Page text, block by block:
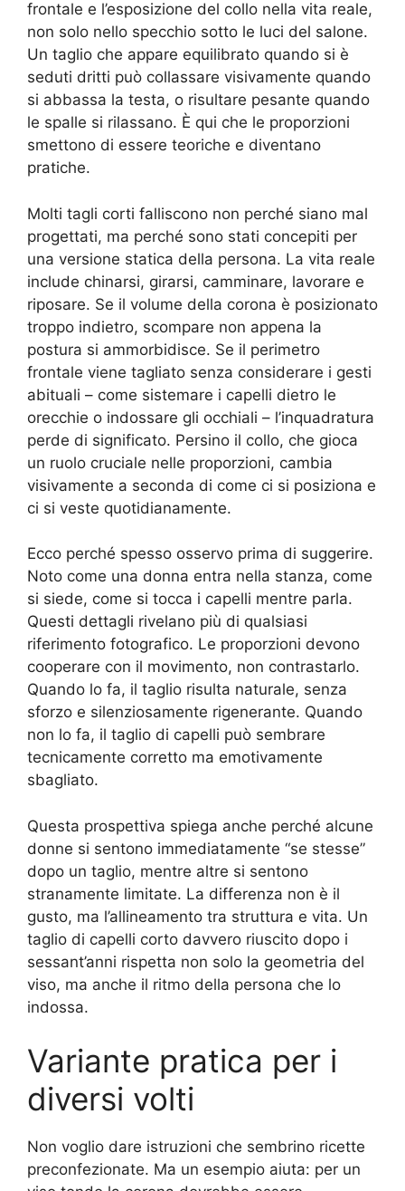
frontale e l’esposizione del collo nella vita reale,
non solo nello specchio sotto le luci del salone.
Un taglio che appare equilibrato quando si è
seduti dritti può collassare visivamente quando
si abbassa la testa, o risultare pesante quando
le spalle si rilassano. È qui che le proporzioni
smettono di essere teoriche e diventano
pratiche.
Molti tagli corti falliscono non perché siano mal
progettati, ma perché sono stati concepiti per
una versione statica della persona. La vita reale
include chinarsi, girarsi, camminare, lavorare e
riposare. Se il volume della corona è posizionato
troppo indietro, scompare non appena la
postura si ammorbidisce. Se il perimetro
frontale viene tagliato senza considerare i gesti
abituali – come sistemare i capelli dietro le
orecchie o indossare gli occhiali – l’inquadratura
perde di significato. Persino il collo, che gioca
un ruolo cruciale nelle proporzioni, cambia
visivamente a seconda di come ci si posiziona e
ci si veste quotidianamente.
Ecco perché spesso osservo prima di suggerire.
Noto come una donna entra nella stanza, come
si siede, come si tocca i capelli mentre parla.
Questi dettagli rivelano più di qualsiasi
riferimento fotografico. Le proporzioni devono
cooperare con il movimento, non contrastarlo.
Quando lo fa, il taglio risulta naturale, senza
sforzo e silenziosamente rigenerante. Quando
non lo fa, il taglio di capelli può sembrare
tecnicamente corretto ma emotivamente
sbagliato.
Questa prospettiva spiega anche perché alcune
donne si sentono immediatamente “se stesse”
dopo un taglio, mentre altre si sentono
stranamente limitate. La differenza non è il
gusto, ma l’allineamento tra struttura e vita. Un
taglio di capelli corto davvero riuscito dopo i
sessant’anni rispetta non solo la geometria del
viso, ma anche il ritmo della persona che lo
indossa.
Variante pratica per i
diversi volti
Non voglio dare istruzioni che sembrino ricette
preconfezionate. Ma un esempio aiuta: per un